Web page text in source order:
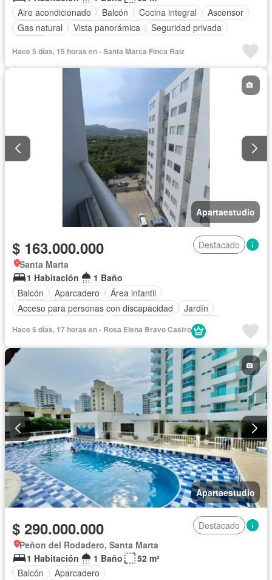
Aire acondicionado
Balcón Cocina integral
Ascensor
Gas natural
Vista panorámica
Seguridad privada
Hace 5 días, 15 horas en - Santa Marca Finca Raiz
Apartaestudio
$ 163.000.000
Destacado
Santa Marta
1 Habitación
1 Baño
Balcón
Aparcadero
Área infantil
Acceso para personas con discapacidad
Jardín
Ascensor
Agua
Hace 5 días, 17 horas en - Rosa Elena Bravo Castro
Apartaestudio
$ 290.000.000
Destacado
Peñon del Rodadero, Santa Marta
1 Habitación
1 Baño
52 m²
Balcón
Aparcadero